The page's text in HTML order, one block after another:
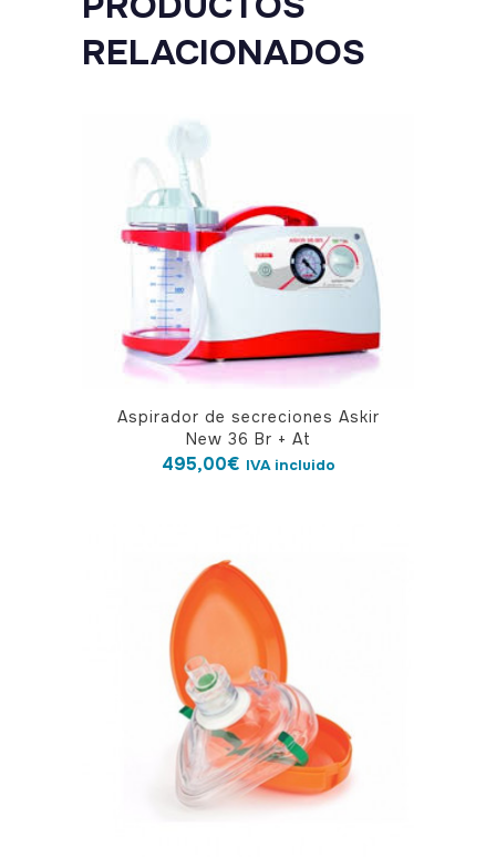
RELACIONADOS
Aspirador de secreciones Askir
New 36 Br + At
495,00€ IVA incluido